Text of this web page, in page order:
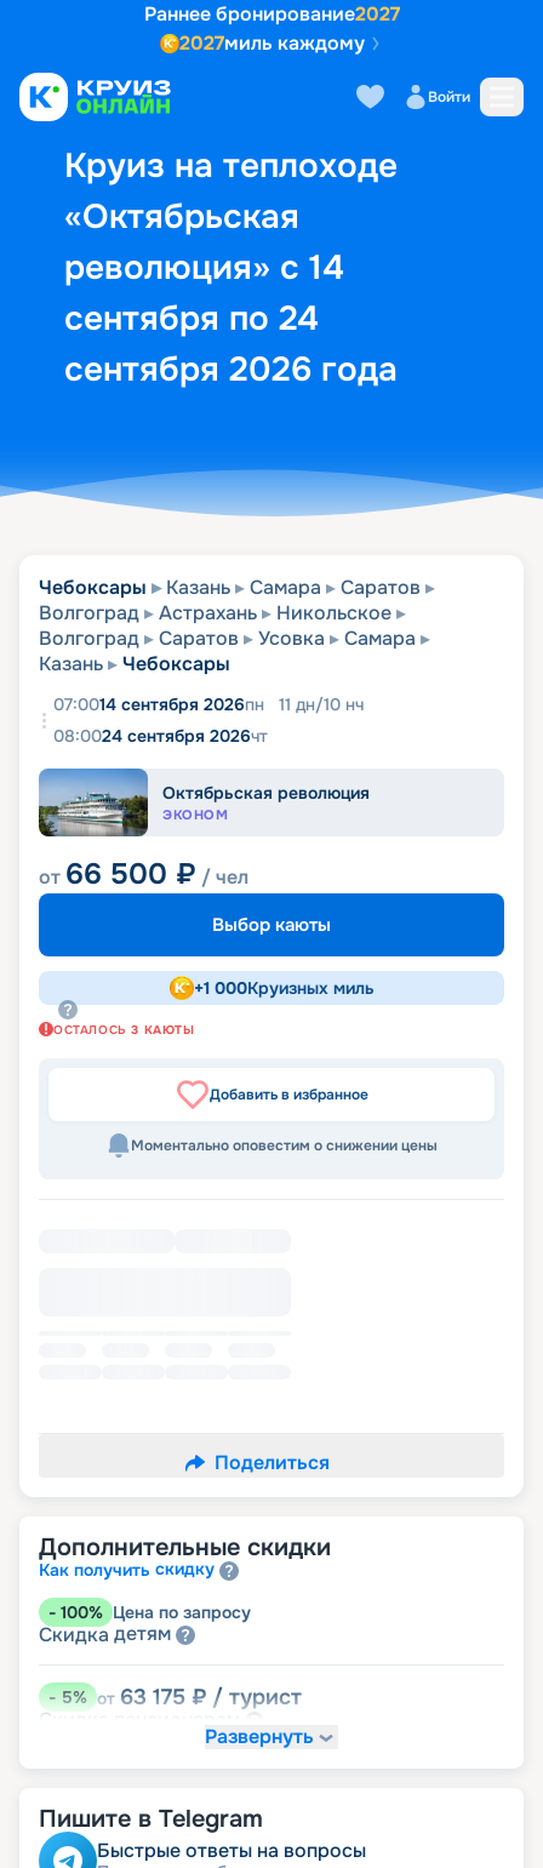
Раннее бронирование2027
2027миль каждому
Войти
Круиз на теплоходе
«Октябрьская
революция» с 14
сентября по 24
сентября 2026 года
Выбор кают Маршрут и
Чебоксары Казань Самара
Саратов
Волгоград
Астрахань
Никольское
Волгоград
Саратов Усовка
Самара
Казань
Чебоксары
07:0014 сентября 2026пн 11 дн/10 нч
08:0024 сентября 2026чт
Октябрьская революция
ЭКОНОМ
от 66 500 ₽ / чел
Выбор каюты
+1 000Круизных миль
ОСТАЛОСЬ 3 КАЮТЫ
Добавить в избранное
Моментально оповестим о снижении цены
Поделиться
Дополнительные скидки
Как получить скидку
- 100% Цена по запросу
Скидка детям
-5% от 63 175 ₽ / турист
Скидка
Развернуть
Пишите в Telegram
Быстрые ответы на вопросы